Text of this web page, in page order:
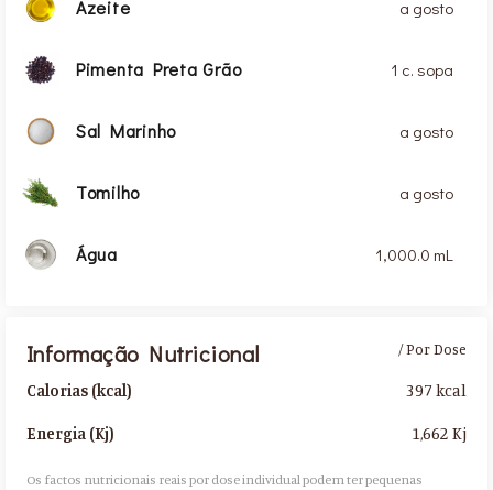
Azeite a gosto
Pimenta Preta Grão 1 c. sopa
Sal Marinho a gosto
Tomilho a gosto
Água 1,000.0 mL
Informação Nutricional
Calorias (kcal)
Energia (Kj)
/ Por Dose
397 kcal
1,662 Kj
Os factos nutricionais reais por dose individual podem ter pequenas